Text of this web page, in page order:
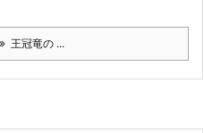
王冠竜の ...